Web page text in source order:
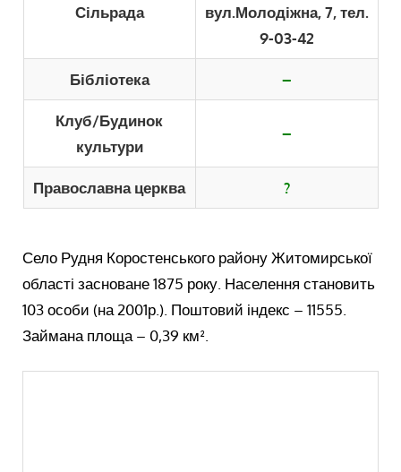
Сільрада
вул.Молодіжна, 7, тел.
9-03-42
Бібліотека –
Клуб/Будинок
культури
–
Православна церква ?
Село Рудня Коростенського району Житомирської
області засноване 1875 року. Населення становить
103 особи (на 2001р.). Поштовий індекс – 11555.
Займана площа – 0,39 км².